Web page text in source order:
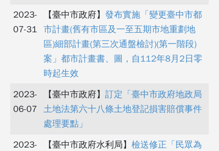
2023-
07-31
【臺中市政府】發布實施「變更臺中市都
市計畫(舊有市區及一至五期市地重劃地
區)細部計畫(第三次通盤檢討)(第一階段)
案」都市計畫書、圖，自112年8月2日零
時起生效
2023-
06-07
【臺中市政府】訂定「臺中市政府地政局
土地法第六十八條土地登記損害賠償事件
處理要點」
2023-
【臺中市政府水利局】檢送修正「民眾為